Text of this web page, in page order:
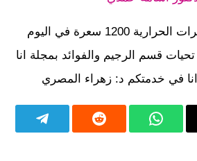
قدمنا لكم رجيم السعرات الحرارية 1200 سعرة في اليوم
قسم الرجيم والفوائد بمجلة انا
في خدمتكم د: زهراء المصري